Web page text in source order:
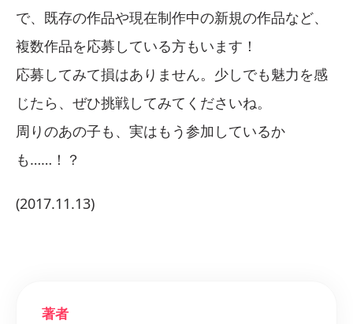
で、既存の作品や現在制作中の新規の作品など、
複数作品を応募している方もいます！
応募してみて損はありません。少しでも魅力を感
じたら、ぜひ挑戦してみてくださいね。
周りのあの子も、実はもう参加しているか
も……！？
(2017.11.13)
著者